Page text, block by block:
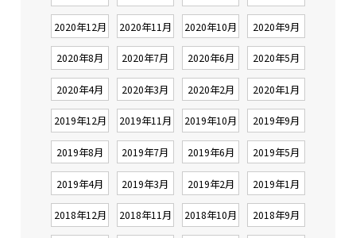
2020年12月 2020年11月 2020年10月 2020年9月
2020年8月 2020年7月 2020年6月 2020年5月
2020年4月 2020年3月 2020年2月 2020年1月
2019年12月 2019年11月 2019年10月 2019年9月
2019年8月 2019年7月 2019年6月 2019年5月
2019年4月 2019年3月 2019年2月 2019年1月
2018年12月 2018年11月 2018年10月 2018年9月